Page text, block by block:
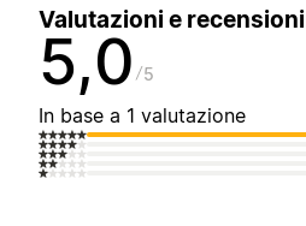
Valutazioni e recensioni
5,0 5
In base a 1 valutazione